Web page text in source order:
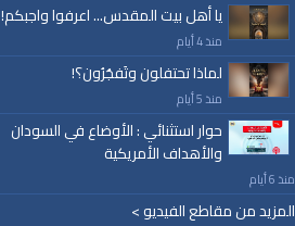
يا أهل بيت المقدس... اعرفوا واجبكم!
منذ 4 أيام
لماذا تحتفلون وتَفجُرُون؟!
منذ 5 أيام
حوار استثنائي : الأوضاع في السودان
والأهداف الأمريكية
منذ 6 أيام
المزيد من مقاطع الفيديو >